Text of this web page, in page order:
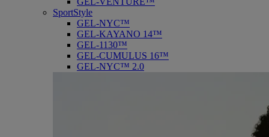
SportStyle
GEL-NYC™
GEL-KAYANO 14™
GEL-1130™
GEL-CUMULUS 16™
GEL-NYC™ 2.0